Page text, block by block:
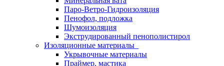
Паро-Ветро-Гидроизоляция
Пенофол, подложка
Шумоизоляция
Экструдированный пенополистирол
Изоляционные материалы
Укрывочные материалы
Праймер, мастика